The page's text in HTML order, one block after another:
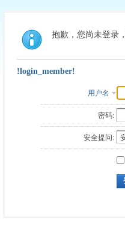
抱歉，您尚未登录
!login_member!
用户名
密码:
安全提问: